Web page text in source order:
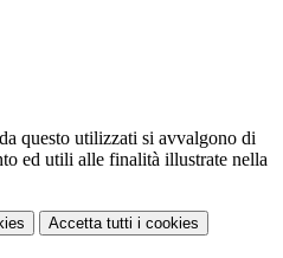
questo utilizzati si avvalgono di
ed utili alle finalità illustrate nella
Accetta tutti i cookies